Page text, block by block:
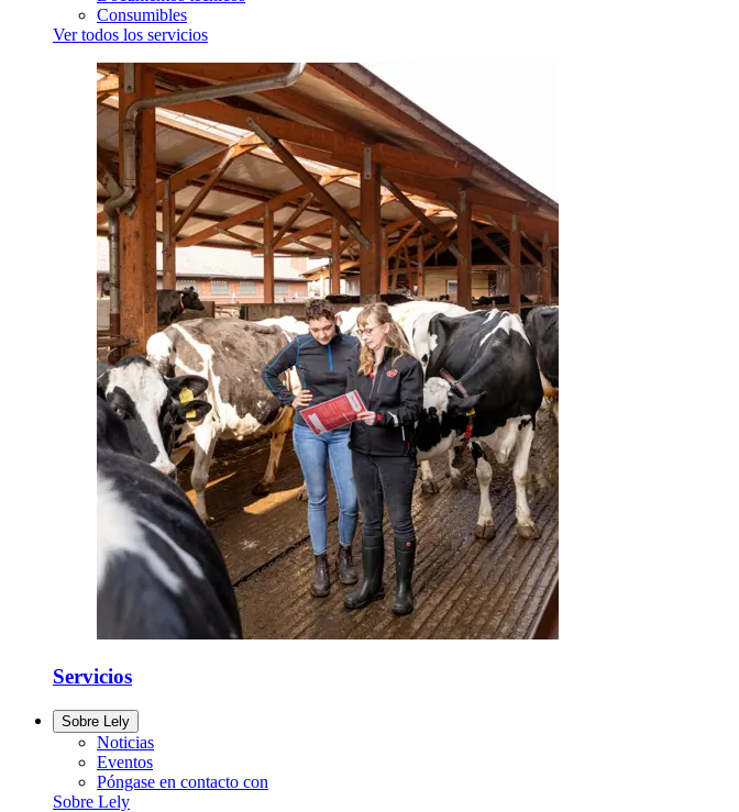
Consumibles
Ver todos los servicios
Servicios
Sobre Lely
Noticias
Eventos
Póngase en contacto con
Sobre Lely